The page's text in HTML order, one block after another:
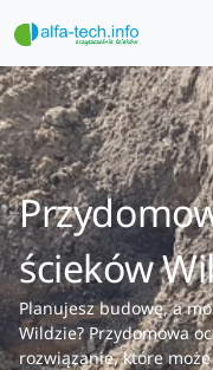
ścieków
Planujesz budowę, a
Wildzie? Przydomowa
rozwiązanie, które